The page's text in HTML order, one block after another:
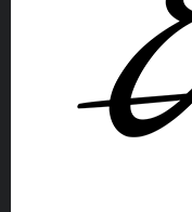
KONTAKT